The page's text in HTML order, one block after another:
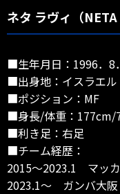
ネタ ラヴィ（
■生年月日：1996．8
■出身地：イスラエル
■ポジション：MF
■身長/体重：177cm/
■利き足：右足
■チーム経歴：
2015～2023.1 マッカ
2023.1～ ガンバ大阪